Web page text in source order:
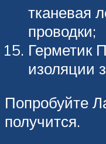
тканевая
проводки;
Герметик
изоляции
Попробуйте
получится.